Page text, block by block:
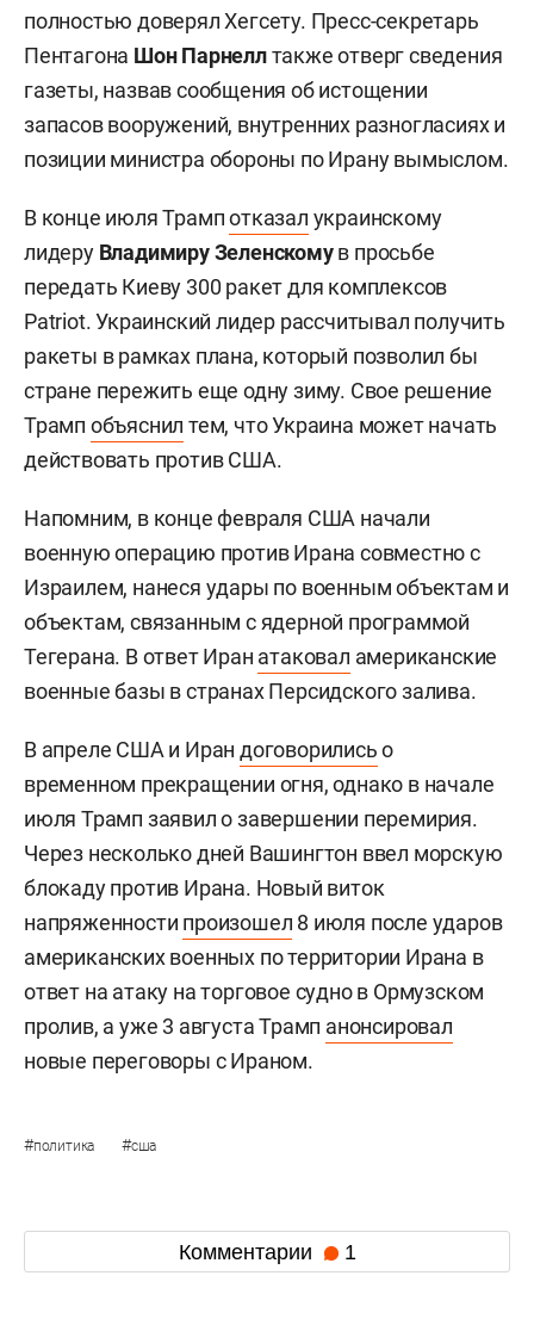
полностью доверял Хегсету. Пресс-секретарь
Пентагона Шон Парнеллтакже отверг сведения
газеты, назвав сообщения об истощении
запасов вооружений, внутренних разногласиях и
позиции министра обороны по Ирану вымыслом.
В конце июля Трампотказал украинскому
лидеру Владимиру Зеленскомув просьбе
передать Киеву 300 ракет для комплексов
Patriot. Украинский лидер рассчитывал получить
ракеты в рамках плана, который позволил бы
стране пережить еще одну зиму. Свое решение
Трамп объяснил тем, что Украина может начать
действовать против США.
Напомним, в конце февраля США начали
военную операцию против Ирана совместно с
Израилем, нанеся удары по военным объектам и
объектам, связанным с ядерной программой
Тегерана. В ответ Иран атаковал американские
военные базы в странах Персидского залива.
В апреле США и Ирандоговорилисьо
временном прекращении огня, однако в начале
июля Трамп заявил о завершении перемирия.
Через несколько дней Вашингтон ввел морскую
блокаду против Ирана. Новый виток
напряженности произошел 8 июля после ударов
американских военных по территории Ирана в
ответ на атаку на торговое судно в Ормузском
пролив, а уже 3 августа Трамп анонсировал
новые переговоры с Ираном.
#политика #сша
Комментарии 1